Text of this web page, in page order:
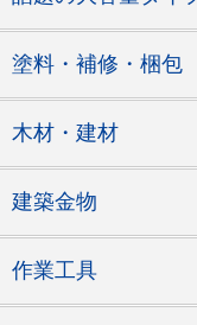
塗料・補修・梱包
木材・建材
建築金物
作業工具